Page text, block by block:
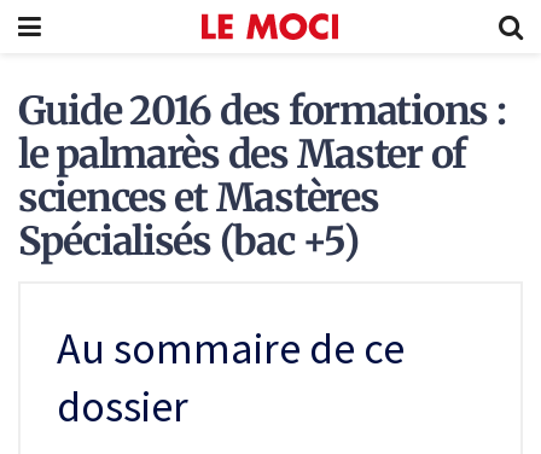
Guide 2016 des formations :
le palmarès des Master of
sciences et Mastères
Spécialisés (bac +5)
Au sommaire de ce
dossier